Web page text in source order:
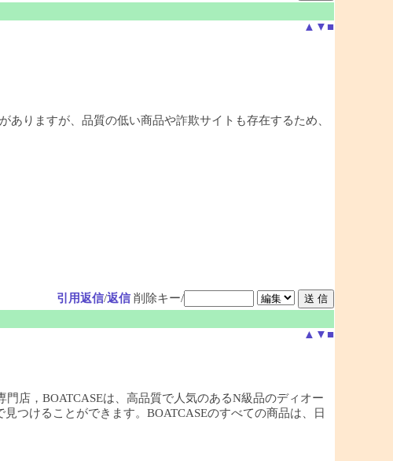
▲ ▼ ■
りますが、品質の低い商品や詐欺サイトも存在するため、
引用返信/返信 削除キー/
▲ ▼ ■
店，BOATCASEは、高品質で人気のあるN級品のディオー
つけることができます。BOATCASEのすべての商品は、日